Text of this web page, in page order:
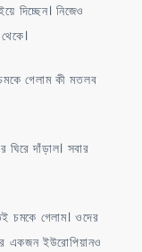
দিচ্ছেন। নিজেও
গেলাম কী মতলব
ঘিরে দাঁড়াল। সবার
চমকে গেলাম। ওদের
একজন ইউরোপিয়ানও